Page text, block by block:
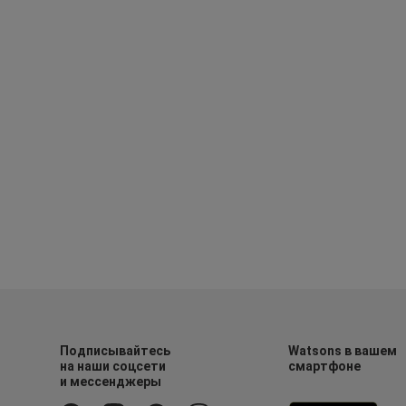
Подписывайтесь
на наши соцсети
и мессенджеры
Watsons в вашем
смартфоне